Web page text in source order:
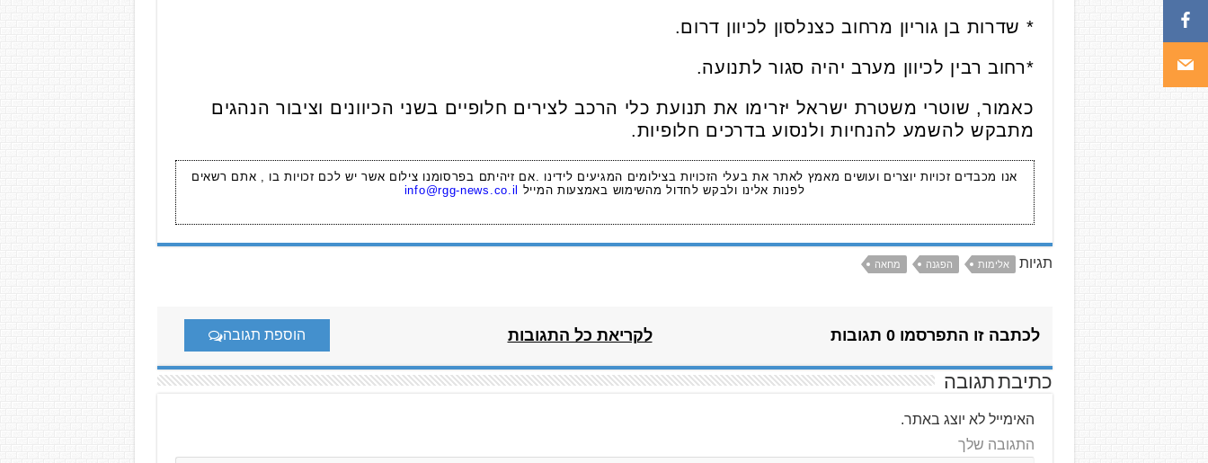
* שדרות בן גוריון מרחוב כצנלסון לכיוון דרום.
*רחוב רבין לכיוון מערב יהיה סגור לתנועה.
כאמור, שוטרי משטרת ישראל יזרימו את תנועת כלי הרכב לצירים חלופיים בשני הכיוונים וציבור הנהגים
מתבקש להשמע להנחיות ולנסוע בדרכים חלופיות.
אנו מכבדים זכויות יוצרים ועושים מאמץ לאתר את בעלי הזכויות בצילומים המגיעים לידינו .אם זיהיתם בפרסומנו צילום אשר יש לכם זכויות בו , אתם רשאים
לפנות אלינו ולבקש לחדול מהשימוש באמצעות המייל
info@rgg-news.co.il
תגיות אלימות הפגנה מחאה
לכתבה זו התפרסמו 0 תגובות לקריאת כל התגובות הוספת תגובה
כתיבת תגובה
האימייל לא יוצג באתר.
התגובה שלך